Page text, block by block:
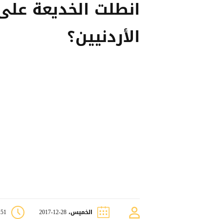
انطلت الخديعة
الأردنيين؟
الخميس، 28-12-2017